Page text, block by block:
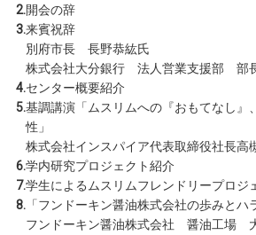
2.開会の辞
3.来賓祝辞
別府市長 長野恭紘氏
株式会社大分銀行 法人営業支援部 部
4.センター概要紹介
5.基調講演「ムスリムへの『おもてなし』
性」
株式会社インスパイア代表取締役社長高
6.学内研究プロジェクト紹介
7.学生によるムスリムフレンドリープロジ
8.「フンドーキン醤油株式会社の歩みとハ
フンドーキン醤油株式会社 醤油工場